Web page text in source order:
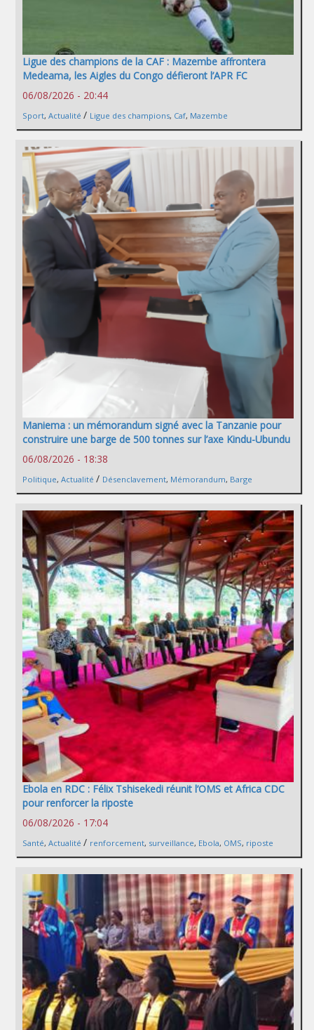
Ligue des champions de la CAF : Mazembe affrontera
Medeama, les Aigles du Congo défieront l’APR FC
06/08/2026 - 20:44
Sport, Actualité / Ligue des champions, Caf, Mazembe
Maniema : un mémorandum signé avec la Tanzanie pour
construire une barge de 500 tonnes sur l’axe Kindu-Ubundu
06/08/2026 - 18:38
Politique, Actualité / Désenclavement, Mémorandum, Barge
Ebola en RDC : Félix Tshisekedi réunit l’OMS et Africa CDC
pour renforcer la riposte
06/08/2026 - 17:04
Santé, Actualité / renforcement, surveillance, Ebola, OMS, riposte